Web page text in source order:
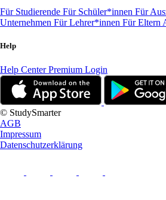
Für Studierende Für Schüler*innen Für
Unternehmen Für Lehrer*innen Für Eltern
Help
Help CenterPremium Login
© StudySmarter
AGB
Impressum
Datenschutzerklärung